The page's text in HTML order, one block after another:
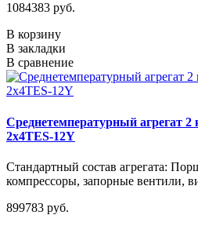
1084383 руб.
В корзину
В закладки
В сравнение
Среднетемпературный агрегат
2x4TES-12Y
Стандартный состав агрегата:
компрессоры, запорные вентили,
899783 руб.